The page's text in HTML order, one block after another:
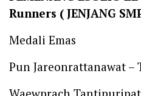
Runners ( JENJANG
Medali Emas
Pun Jareonrattanawat –